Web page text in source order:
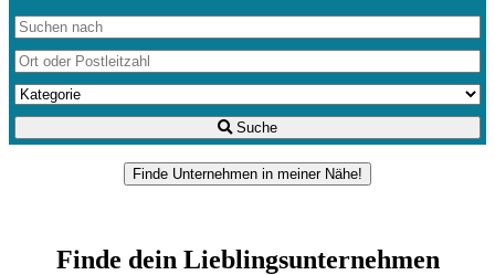
Suche
Finde Unternehmen in meiner Nähe!
Finde dein Lieblingsunternehmen